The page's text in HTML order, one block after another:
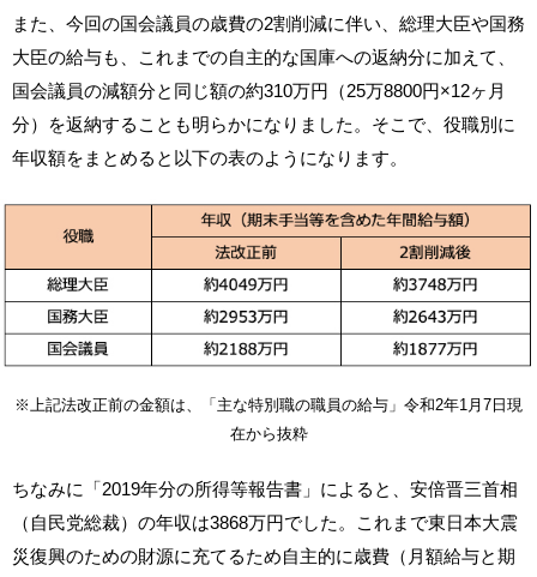
また、今回の国会議員の歳費の2割削減に伴い、総理大臣や国務
大臣の給与も、これまでの自主的な国庫への返納分に加えて、
国会議員の減額分と同じ額の約310万円（25万8800円×12ヶ月
分）を返納することも明らかになりました。そこで、役職別に
年収額をまとめると以下の表のようになります。
※上記法改正前の金額は、「主な特別職の職員の給与」令和2年1月7日現
在から抜粋
ちなみに「2019年分の所得等報告書」によると、安倍晋三首相
（自民党総裁）の年収は3868万円でした。これまで東日本大震
災復興のための財源に充てるため自主的に歳費（月額給与と期